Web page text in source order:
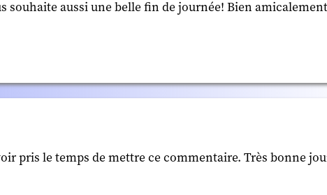
aussi une belle fin de journée! Bien
pris le temps de mettre ce commentaire. Très bonne